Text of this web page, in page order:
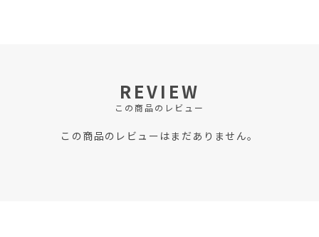
REVIEW
この商品のレビュー
この商品のレビューはまだありません。